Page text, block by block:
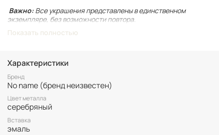
Важно: Все украшения представлены в единственном
экземпляре, без возможности повтора.
Для вашего комфорта у нас нет БРОНИ, украшение
Винтаж не подлежит возврату. Все важные для вас нюансы по
размеру и состоянию уточняйте перед покупкой.
Показать полностью
Характеристики
Бренд
No name (бренд неизвестен)
Цвет металла
серебряный
Вставка
эмаль